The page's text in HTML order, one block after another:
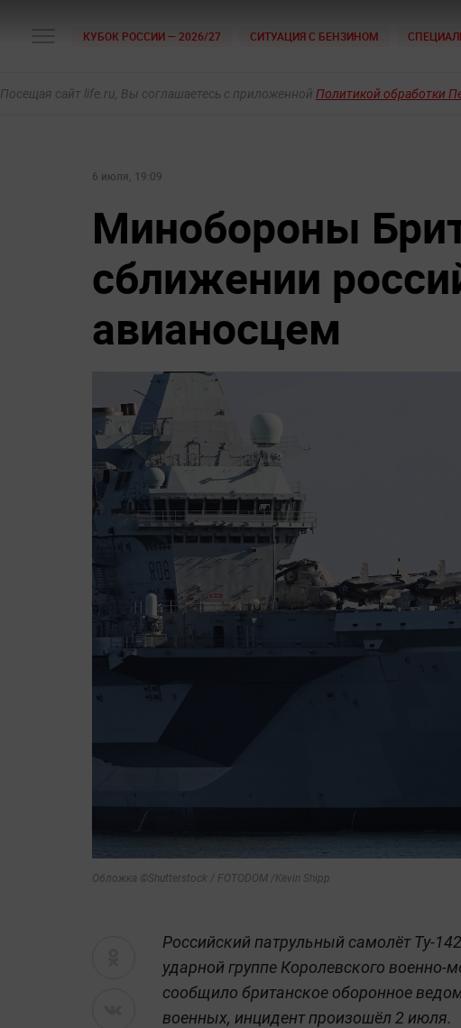
КУБОК РОССИИ — 2026/27 СИТУАЦИЯ С БЕНЗИНОМ
Посещая сайт life.ru, Вы соглашаетесь с приложенной Политикой обработки
6 июля, 19:09
Минобороны
сближении
авианосцем
Обложка ©Shutterstock / FOTODOM /Kevin Shipp
Российский патрульный самолёт Ту-
ударной группе Королевского
сообщило британское оборонное
военных, инцидент произошёл 2 июля.